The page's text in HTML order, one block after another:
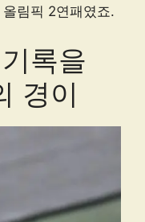
림픽 2연패였죠.
록을
경이